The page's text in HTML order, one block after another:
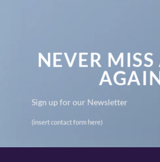
NEVER MISS
Sign up for our Newsletter
(insert contact form here)